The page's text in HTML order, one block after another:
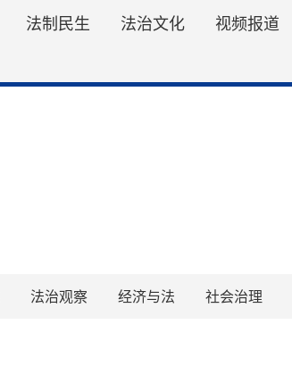
法制民生 法治文化 视频报道
法治观察 经济与法 社会治理